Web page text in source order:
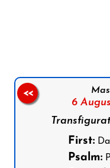
6
First:
Psalm:
<<